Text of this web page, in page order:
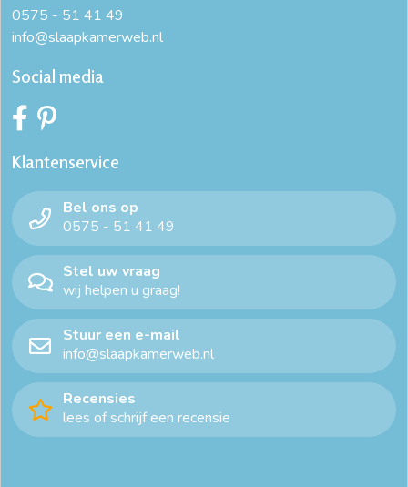
0575 - 51 41 49
info@slaapkamerweb.nl
Social media
Klantenservice
Bel ons op
0575 - 51 41 49
Stel uw vraag
wij helpen u graag!
Stuur een e-mail
info@slaapkamerweb.nl
Recensies
lees of schrijf een recensie